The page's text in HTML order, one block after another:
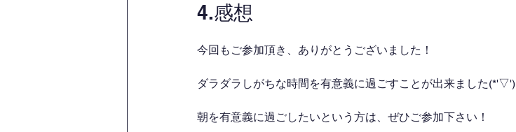
4.感想
今回もご参加頂き、ありがとうございました！
ダラダラしがちな時間を有意義に過ごすことが出来ました(*'▽')
朝を有意義に過ごしたいという方は、ぜひご参加下さい！